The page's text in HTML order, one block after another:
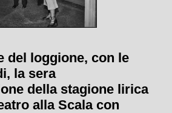
del loggione, con le
la sera
della stagione lirica
alla Scala con